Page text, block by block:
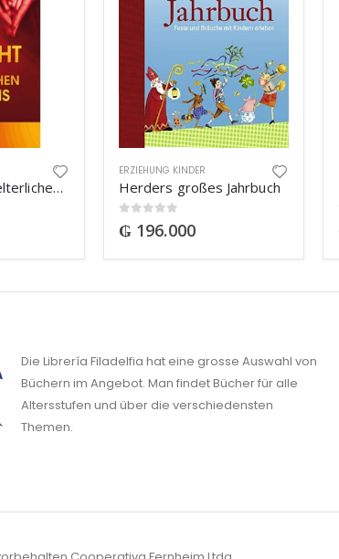
Die Macht des elterlichen Segens
ERZIEHUNG KINDER
Herders großes Jahrbuch
0out of 5
₲ 196.000
Die Librería Filadelfia hat eine grosse Auswahl von
Büchern im Angebot. Man findet Bücher für alle
Altersstufen und über die verschiedensten
Themen.